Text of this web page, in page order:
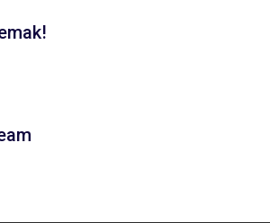
Boeken